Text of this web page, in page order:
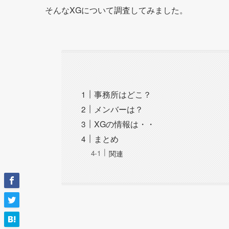
そんなXGについて調査してみました。
事務所はどこ？
メンバーは？
XGの情報は・・
まとめ
関連